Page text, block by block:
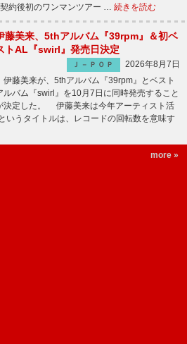
約後初のワンマンツアー … 続きを読む
藤美来、5thアルバム『39rpm』＆初ベ
トAL『swirl』発売日決定
Ｊ－ＰＯＰ
2026年8月7日
伊藤美来が、5thアルバム『39rpm』とベスト
ルバム『swirl』を10月7日に同時発売すること
決定した。 伊藤美来は今年アーティスト活
いうタイトルは、レコードの回転数を意味す
more »